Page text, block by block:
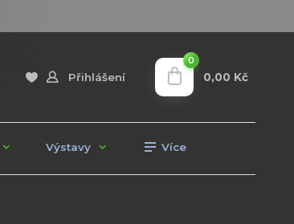
Přihlášení
0
0,00 Kč
Výstavy Více